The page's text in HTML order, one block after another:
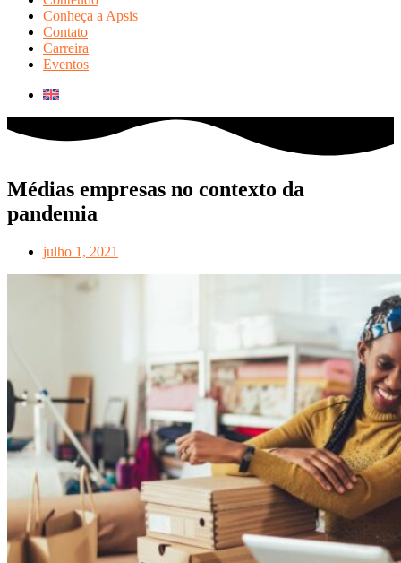
Conheça a Apsis
Contato
Carreira
Eventos
Médias empresas no contexto da
pandemia
julho 1, 2021